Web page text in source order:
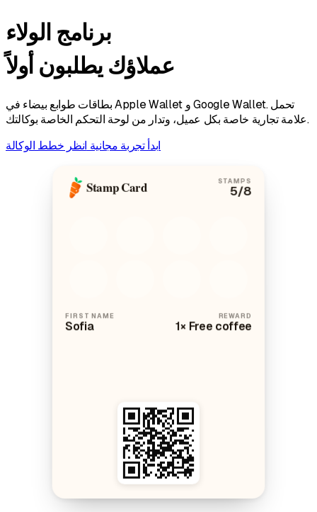
برنامج الولاء
عملاؤك يطلبون أولاً
بطاقات طوابع بيضاء في Apple Wallet و Google Wallet. تحمل
علامة تجارية خاصة بكل عميل، وتدار من لوحة التحكم الخاصة بوكالتك.
ابدأ تجربة مجانية انظر خطط الوكالة
Stamp Card STAMPS
5/8
FIRST NAME
Sofia
REWARD
1× Free coffee